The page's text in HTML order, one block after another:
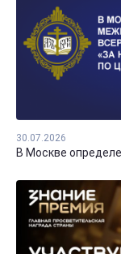
30.07.2026
В Москве